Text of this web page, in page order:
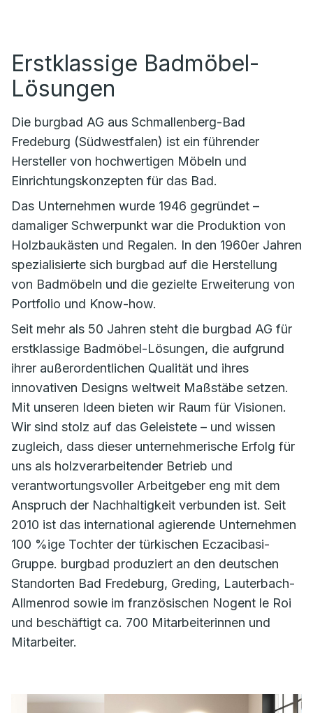
Erstklassige Badmöbel-
Lösungen
Die burgbad AG aus Schmallenberg-Bad
Fredeburg (Südwestfalen) ist ein führender
Hersteller von hochwertigen Möbeln und
Einrichtungskonzepten für das Bad.
Das Unternehmen wurde 1946 gegründet –
damaliger Schwerpunkt war die Produktion von
Holzbaukästen und Regalen. In den 1960er Jahren
spezialisierte sich burgbad auf die Herstellung
von Badmöbeln und die gezielte Erweiterung von
Portfolio und Know-how.
Seit mehr als 50 Jahren steht die burgbad AG für
erstklassige Badmöbel-Lösungen, die aufgrund
ihrer außerordentlichen Qualität und ihres
innovativen Designs weltweit Maßstäbe setzen.
Mit unseren Ideen bieten wir Raum für Visionen.
Wir sind stolz auf das Geleistete – und wissen
zugleich, dass dieser unternehmerische Erfolg für
uns als holzverarbeitender Betrieb und
verantwortungsvoller Arbeitgeber eng mit dem
Anspruch der Nachhaltigkeit verbunden ist. Seit
2010 ist das international agierende Unternehmen
100 %ige Tochter der türkischen Eczacibasi-
Gruppe. burgbad produziert an den deutschen
Standorten Bad Fredeburg, Greding, Lauterbach-
Allmenrod sowie im französischen Nogent le Roi
und beschäftigt ca. 700 Mitarbeiterinnen und
Mitarbeiter.